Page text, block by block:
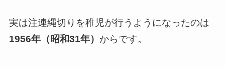
実は注連縄切りを稚児が行うようになったのは
1956年（昭和31年） からです。